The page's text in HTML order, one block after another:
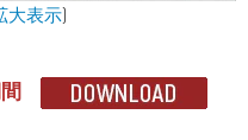
大表示)